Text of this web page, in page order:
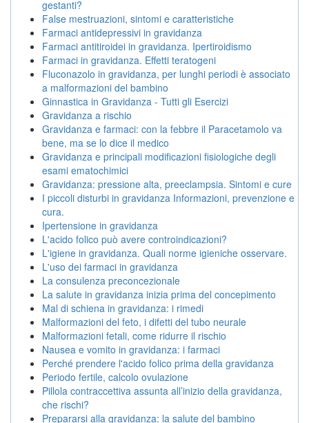
gestanti?
False mestruazioni, sintomi e caratteristiche
Farmaci antidepressivi in gravidanza
Farmaci antitiroidei in gravidanza. Ipertiroidismo
Farmaci in gravidanza. Effetti teratogeni
Fluconazolo in gravidanza, per lunghi periodi è associato
a malformazioni del bambino
Ginnastica in Gravidanza - Tutti gli Esercizi
Gravidanza a rischio
Gravidanza e farmaci: con la febbre il Paracetamolo va
bene, ma se lo dice il medico
Gravidanza e principali modificazioni fisiologiche degli
esami ematochimici
Gravidanza: pressione alta, preeclampsia. Sintomi e cure
I piccoli disturbi in gravidanza Informazioni, prevenzione e
cura.
Ipertensione in gravidanza
L'acido folico può avere controindicazioni?
L'igiene in gravidanza. Quali norme igieniche osservare.
L'uso dei farmaci in gravidanza
La consulenza preconcezionale
La salute in gravidanza inizia prima del concepimento
Mal di schiena in gravidanza: i rimedi
Malformazioni del feto, i difetti del tubo neurale
Malformazioni fetali, come ridurre il rischio
Nausea e vomito in gravidanza: i farmaci
Perché prendere l'acido folico prima della gravidanza
Periodo fertile, calcolo ovulazione
Pillola contraccettiva assunta all’inizio della gravidanza,
che rischi?
Prepararsi alla gravidanza: la salute del bambino